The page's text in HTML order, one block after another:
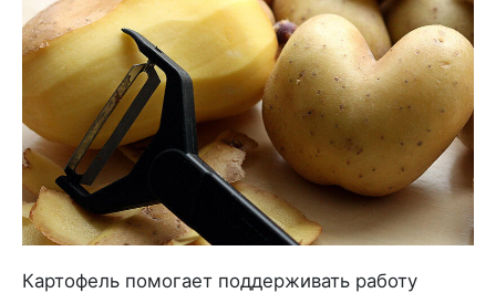
Картофель помогает поддерживать работу